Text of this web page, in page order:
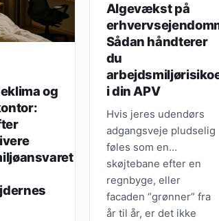
og
Algevækst på
Sådan håndterer
du
i din APV
Hvis jeres udendørs
adgangsveje pludselig
føles som en
skøjtebane efter en
regnbyge, eller
facaden “grønner” fra
år til år, er det ikke